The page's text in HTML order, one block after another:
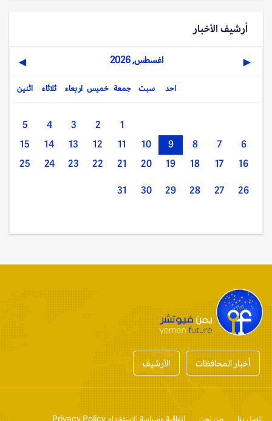
أرشيف الأخبار
◀ اغسطس, 2026 ▶
اثنين ثلاثاء اربعاء خميس جمعة سبت احد
1
2
3
4
5
6
7
8
9
10
11
12
13
14
15
16
17
18
19
20
21
22
23
24
25
26
27
28
29
30
31
أخبار المحافظات الأرشيف
إتصل بنا من نحن إتفاقية وسياسة الإستخدام Privacy Policy